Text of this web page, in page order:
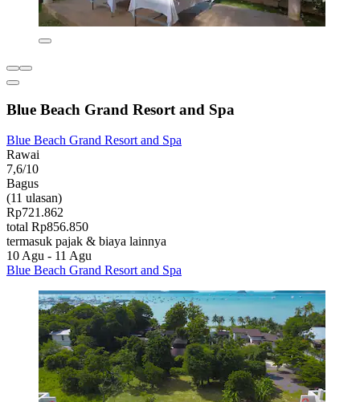
Blue Beach Grand Resort and Spa
Blue Beach Grand Resort and Spa
Rawai
7,6/10
Bagus
(11 ulasan)
Rp721.862
total Rp856.850
termasuk pajak & biaya lainnya
10 Agu - 11 Agu
Blue Beach Grand Resort and Spa